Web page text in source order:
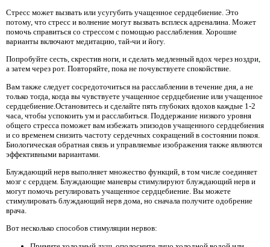
Стресс может вызвать или усугубить учащенное сердцебиение. Это
потому, что стресс и волнение могут вызвать всплеск адреналина. Может
помочь справиться со стрессом с помощью расслабления. Хорошие
варианты включают медитацию, тай-чи и йогу.
Попробуйте сесть, скрестив ноги, и сделать медленный вдох через ноздри,
а затем через рот. Повторяйте, пока не почувствуете спокойствие.
Вам также следует сосредоточиться на расслаблении в течение дня, а не
только тогда, когда вы чувствуете учащенное сердцебиение или учащенное
сердцебиение.Остановитесь и сделайте пять глубоких вдохов каждые 1-2
часа, чтобы успокоить ум и расслабиться. Поддержание низкого уровня
общего стресса поможет вам избежать эпизодов учащенного сердцебиения
и со временем снизить частоту сердечных сокращений в состоянии покоя.
Биологическая обратная связь и управляемые изображения также являются
эффективными вариантами.
Блуждающий нерв выполняет множество функций, в том числе соединяет
мозг с сердцем. Блуждающие маневры стимулируют блуждающий нерв и
могут помочь регулировать учащенное сердцебиение. Вы можете
стимулировать блуждающий нерв дома, но сначала получите одобрение
врача.
Вот несколько способов стимуляции нервов: